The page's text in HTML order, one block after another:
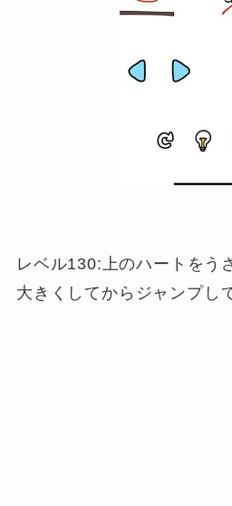
レベル130:上のハートをう
大きくしてからジャンプし